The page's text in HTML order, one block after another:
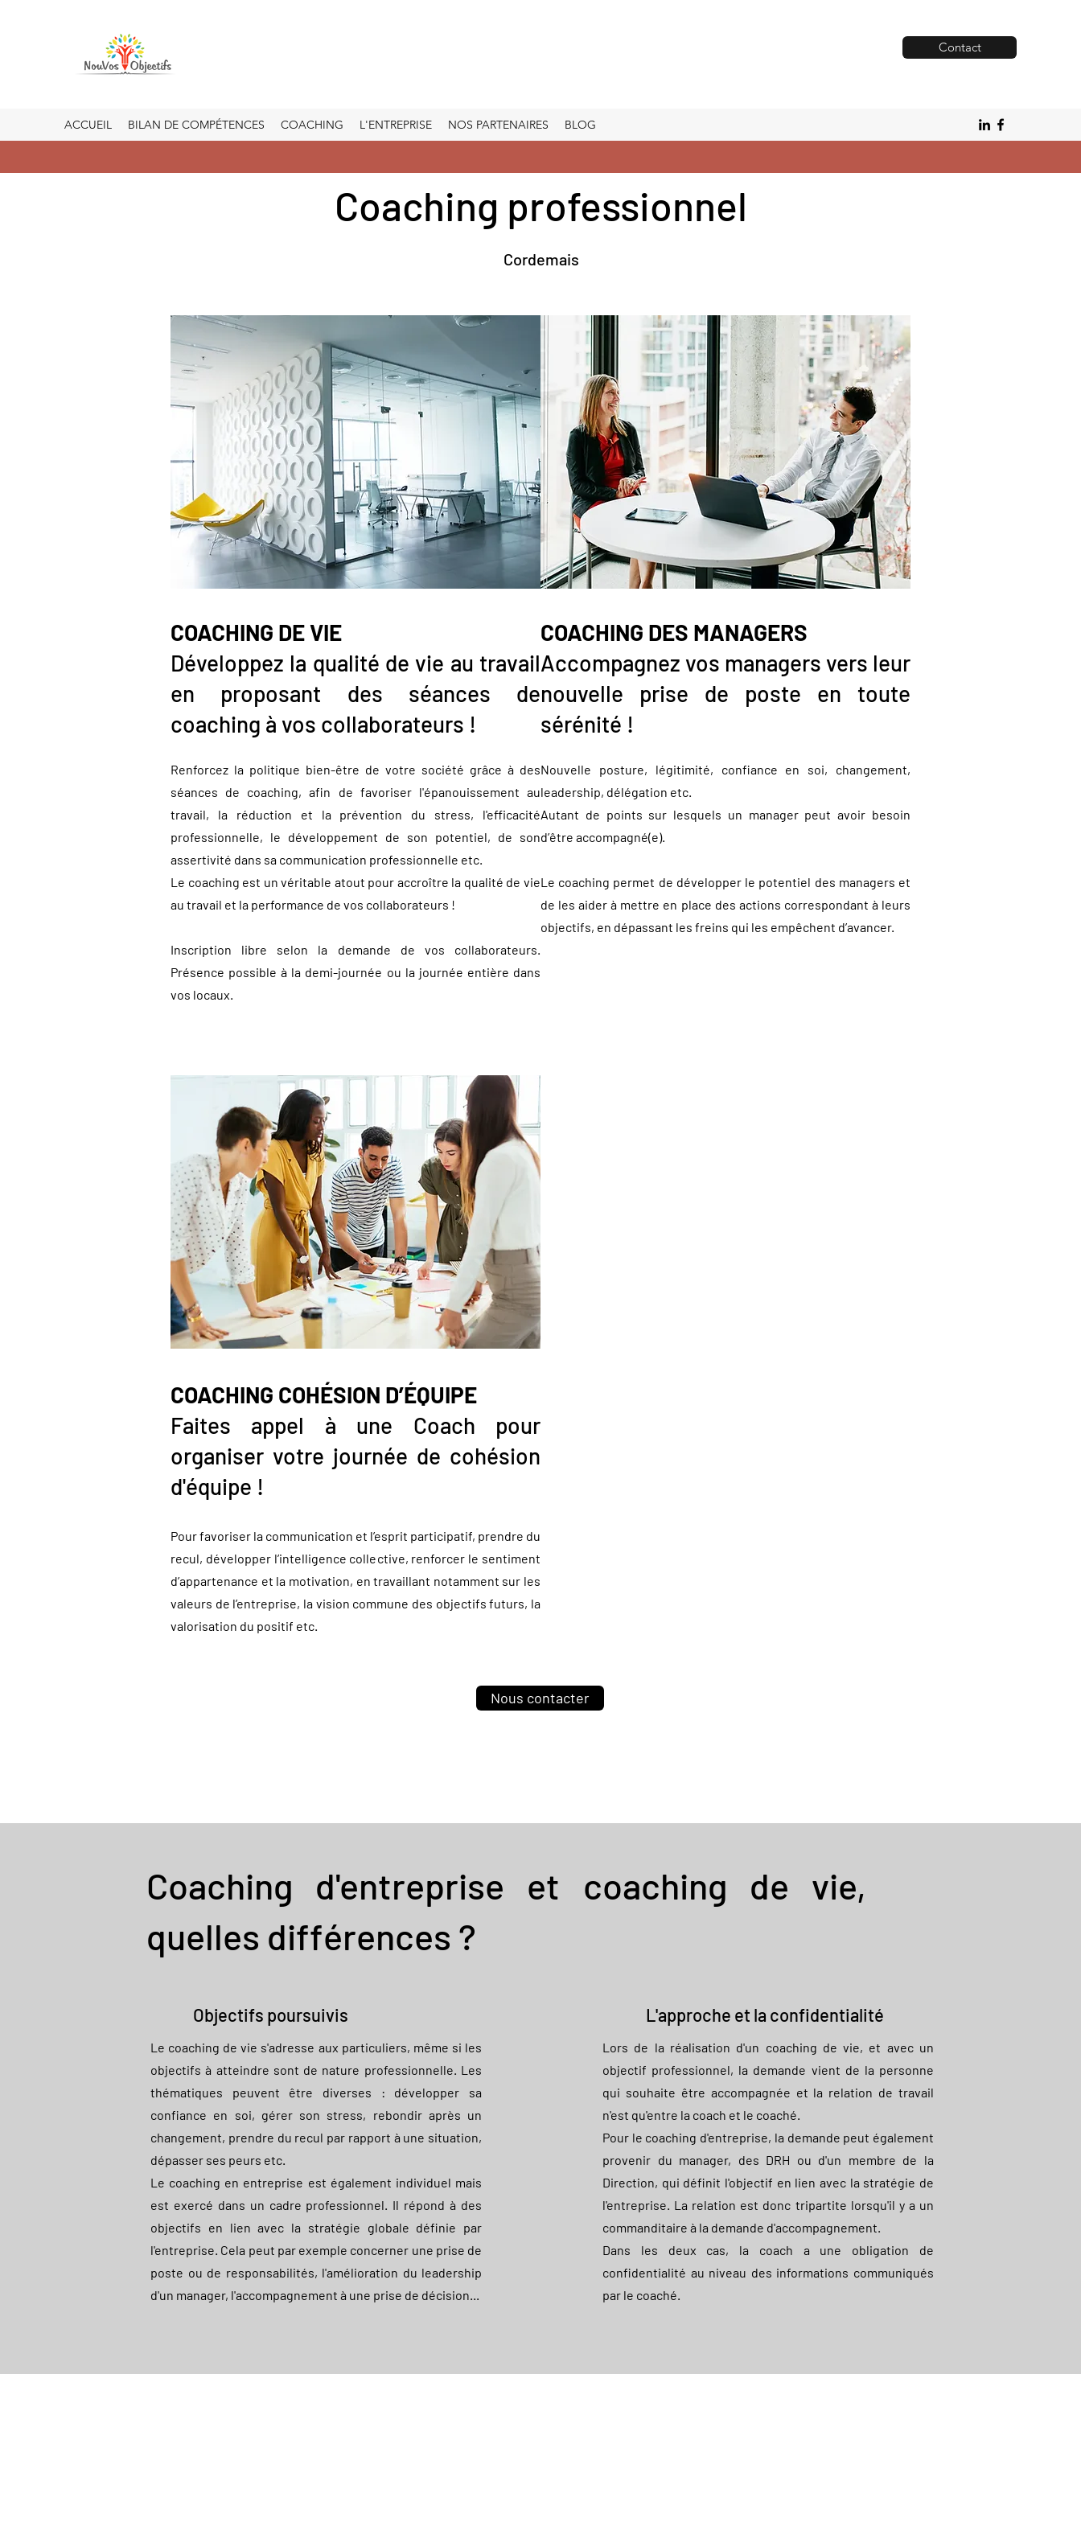
Contact
ACCUEIL BILAN DE COMPÉTENCES COACHING L'ENTREPRISE NOS PARTENAIRES BLOG
Coaching professionnel
COACHING DE VIE
Développez la qualité de vie au travail
en proposant des séances de
coaching à vos collaborateurs !
Renforcez la politique bien-être de votre société grâce à des
séances de coaching, afin de favoriser l'épanouissement au
travail, la réduction et la prévention du stress, l'efficacité
professionnelle, le développement de son potentiel, de son
assertivité dans sa communication professionnelle etc.
Le coaching est un véritable atout pour accroître la qualité de vie
au travail et la performance de vos collaborateurs !
Inscription libre selon la demande de vos collaborateurs.
Présence possible à la demi-journée ou la journée entière dans
vos locaux.
COACHING DES MANAGERS
Accompagnez vos managers vers leur
nouvelle prise de poste en toute
sérénité !
Nouvelle posture, légitimité, confiance en soi, changement,
leadership, délégation etc.
Autant de points sur lesquels un manager peut avoir besoin
d’être accompagné(e).
Le coaching permet de développer le potentiel des managers et
de les aider à mettre en place des actions correspondant à leurs
objectifs, en dépassant les freins qui les empêchent d’avancer.
Cordemais
COACHING COHÉSION D’ÉQUIPE
Faites appel à une Coach pour
organiser votre journée de cohésion
d'équipe !
Pour favoriser la communication et l’esprit participatif, prendre du
recul, développer l’intelligence collective, renforcer le sentiment
d’appartenance et la motivation, en travaillant notamment sur les
valeurs de l’entreprise, la vision commune des objectifs futurs, la
valorisation du positif etc.
Nous contacter
Coaching d'entreprise et coaching de vie,
quelles différences ?
Objectifs poursuivis
Le coaching de vie s'adresse aux particuliers, même si les
objectifs à atteindre sont de nature professionnelle. Les
thématiques peuvent être diverses : développer sa
confiance en soi, gérer son stress, rebondir après un
changement, prendre du recul par rapport à une situation,
dépasser ses peurs etc.
Le coaching en entreprise est également individuel mais
est exercé dans un cadre professionnel. Il répond à des
objectifs en lien avec la stratégie globale définie par
l'entreprise. Cela peut par exemple concerner une prise de
poste ou de responsabilités, l'amélioration du leadership
d'un manager, l'accompagnement à une prise de décision...
L'approche et la confidentialité
Lors de la réalisation d'un coaching de vie, et avec un
objectif professionnel, la demande vient de la personne
qui souhaite être accompagnée et la relation de travail
n'est qu'entre la coach et le coaché.
Pour le coaching d'entreprise, la demande peut également
provenir du manager, des DRH ou d'un membre de la
Direction, qui définit l'objectif en lien avec la stratégie de
l'entreprise. La relation est donc tripartite lorsqu'il y a un
commanditaire à la demande d'accompagnement.
Dans les deux cas, la coach a une obligation de
confidentialité au niveau des informations communiqués
par le coaché.